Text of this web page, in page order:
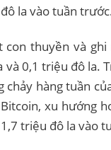
la vào tuần
con thuyền và ghi
0,1 triệu đô la.
hàng tuần
xu hướng
triệu đô la vào